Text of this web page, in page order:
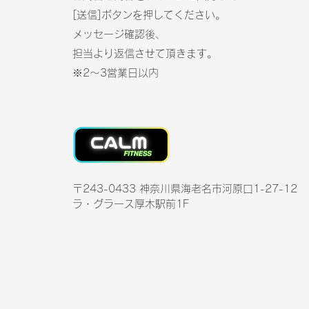
送信]ボタンを押してください。
メッセージ確認後、
担当より返信させて頂きます。
※2〜3営業日以内​
〒243-0433 神奈川県海老名市河原口1-27-12
ラ・グラース厚木駅前1F